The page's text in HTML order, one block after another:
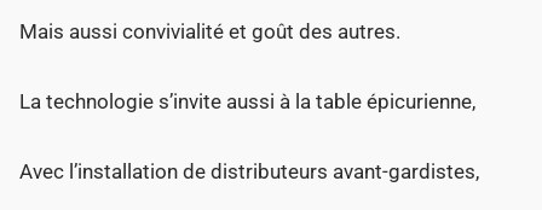
Mais aussi convivialité et goût des autres.
La technologie s’invite aussi à la table épicurienne,
Avec l’installation de distributeurs avant-gardistes,